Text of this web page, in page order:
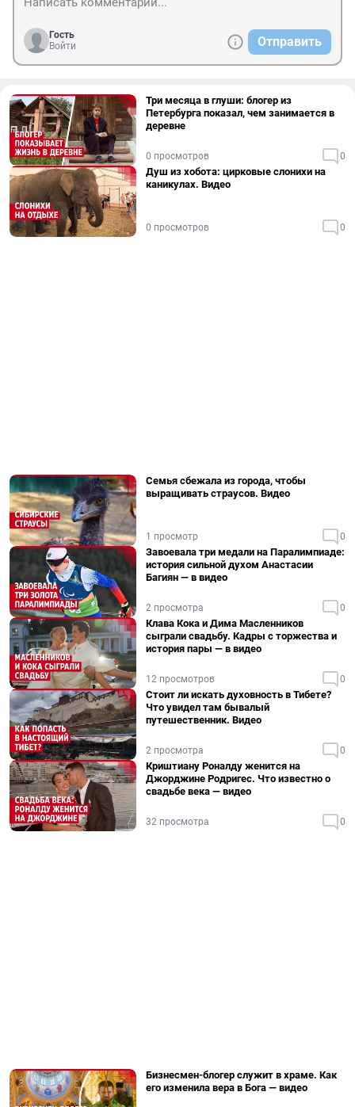
Гость
Войти
Отправить
Три месяца в глуши: блогер из
Петербурга показал, чем занимается в
деревне
0 просмотров 0
Душ из хобота: цирковые слонихи на
каникулах. Видео
0 просмотров 0
Семья сбежала из города, чтобы
выращивать страусов. Видео
1 просмотр 0
Завоевала три медали на Паралимпиаде:
история сильной духом Анастасии
Багиян — в видео
2 просмотра 0
Клава Кока и Дима Масленников
сыграли свадьбу. Кадры с торжества и
история пары — в видео
12 просмотров 0
Стоит ли искать духовность в Тибете?
Что увидел там бывалый
путешественник. Видео
2 просмотра 0
Криштиану Роналду женится на
Джорджине Родригес. Что известно о
свадьбе века — видео
32 просмотра 0
Бизнесмен-блогер служит в храме. Как
его изменила вера в Бога — видео